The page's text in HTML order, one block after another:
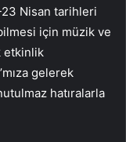
Nisan tarihleri
için müzik ve
etkinlik
gelerek
hatıralarla